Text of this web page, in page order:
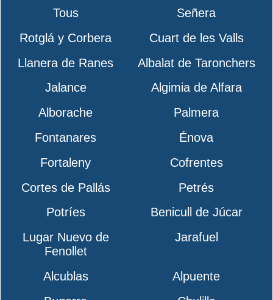
Tous
Señera
Rotglá y Corbera
Cuart de les Valls
Llanera de Ranes
Albalat de Taronchers
Jalance
Algimia de Alfara
Alborache
Palmera
Fontanares
Énova
Fortaleny
Cofrentes
Cortes de Pallás
Petrés
Potríes
Benicull de Júcar
Lugar Nuevo de
Fenollet
Jarafuel
Alcublas
Alpuente